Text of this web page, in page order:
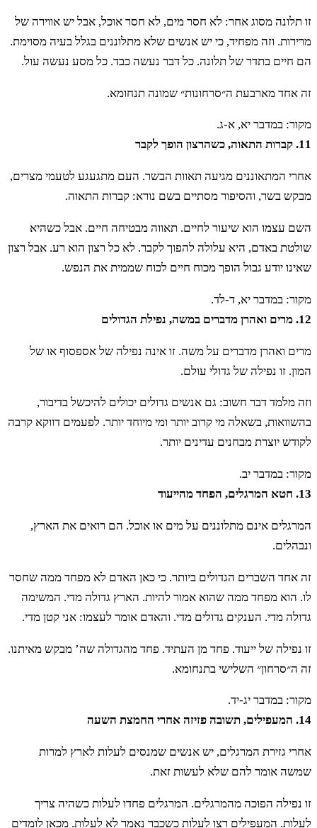
זו תלונה מסוג אחר: לא חסר מים, לא חסר אוכל, אבל יש אווירה של
מרירות. וזה מפחיד, כי יש אנשים שלא מתלוננים בגלל בעיה מסוימת.
הם חיים בתדר של תלונה. כל דבר נעשה כבד. כל מסע נעשה עול.
זה אחד מארבעת ה״סרחונות״ שמונה תנחומא.
מקור: במדבר יא, א-ג.
11. קברות התאוה, כשהרצון הופך לקבר
אחרי המתאוננים מגיעה תאוות הבשר. העם מתגעגע לטעמי מצרים,
מבקש בשר, והסיפור מסתיים בשם נורא: קברות התאוה.
השם עצמו הוא שיעור לחיים. תאווה מבטיחה חיים. אבל כשהיא
שולטת באדם, היא עלולה להפוך לקבר. לא כל רצון הוא רע. אבל רצון
שאינו יודע גבול הופך מכוח חיים לכוח שממית את הנפש.
מקור: במדבר יא, ד-לד.
12. מרים ואהרן מדברים במשה, נפילת הגדולים
מרים ואהרן מדברים על משה. זו אינה נפילה של אספסוף או של
המון. זו נפילה של גדולי עולם.
וזה מלמד דבר חשוב: גם אנשים גדולים יכולים להיכשל בדיבור,
בהשוואות, בשאלה מי קרוב יותר ומי מיוחד יותר. לפעמים דווקא קרבה
לקודש יוצרת מבחנים עדינים יותר.
מקור: במדבר יב.
13. חטא המרגלים, הפחד מהייעוד
המרגלים אינם מתלוננים על מים או אוכל. הם רואים את הארץ,
ונבהלים.
זה אחד השברים הגדולים ביותר. כי כאן האדם לא מפחד ממה שחסר
לו. הוא מפחד ממה שהוא אמור להיות. הארץ גדולה מדי. המשימה
גדולה מדי. הענקים גדולים מדי. והאדם אומר לעצמו: אני קטן מדי.
זו נפילה של ייעוד. פחד מן העתיד. פחד מהגדולה שה’ מבקש מאיתנו.
זה ה״סרחון״ השלישי בתנחומא.
מקור: במדבר יג-יד.
14. המעפילים, תשובה פזיזה אחרי החמצת השעה
אחרי גזירת המרגלים, יש אנשים שמנסים לעלות לארץ למרות
שמשה אומר להם שלא לעשות זאת.
זו נפילה הפוכה מהמרגלים. המרגלים פחדו לעלות כשהיה צריך
לעלות. המעפילים רצו לעלות כשכבר נאמר לא לעלות. מכאן לומדים